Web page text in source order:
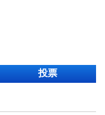
投票